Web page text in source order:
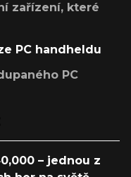
zařízení, které
PC handheldu
PC
– jednou z